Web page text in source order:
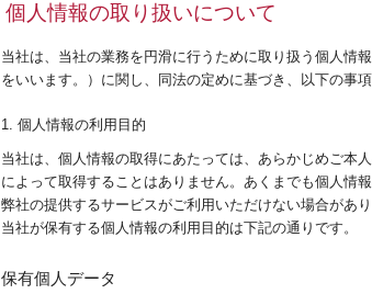
個人情報の取り扱いについて
当社は、当社の業務を円滑に行うために取り扱う個人情
をいいます。）に関し、同法の定めに基づき、以下の事
1. 個人情報の利用目的
当社は、個人情報の取得にあたっては、あらかじめご本
によって取得することはありません。あくまでも個人情
弊社の提供するサービスがご利用いただけない場合があり
当社が保有する個人情報の利用目的は下記の通りです。
保有個人データ